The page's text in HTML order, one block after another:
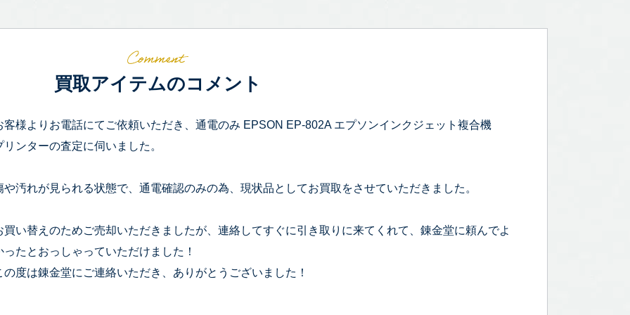
買取アイテムのコメント
客様よりお電話にてご依頼いただき、通電のみ EPSON EP-802A エプソンインクジェット複合機
リンターの査定に伺いました。
や汚れが見られる状態で、通電確認のみの為、現状品としてお買取をさせていただきました。
買い替えのためご売却いただきましたが、連絡してすぐに引き取りに来てくれて、錬金堂に頼んでよ
ったとおっしゃっていただけました！
の度は錬金堂にご連絡いただき、ありがとうございました！